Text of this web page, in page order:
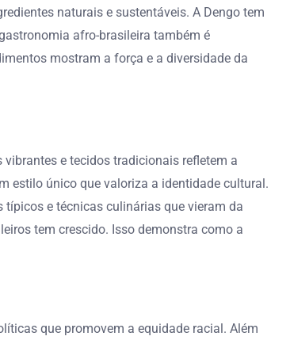
naturais e sustentáveis. A Dengo tem
afro-brasileira também é
mostram a força e a diversidade da
e tecidos tradicionais refletem a
estilo único que valoriza a identidade cultural.
e técnicas culinárias que vieram da
tem crescido. Isso demonstra como a
que promovem a equidade racial. Além